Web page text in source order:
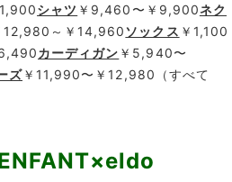
シャツ ￥9,460〜￥9,900ネク
12,980～￥14,960 ソックス ￥1,100
カーディガン ￥5,940〜
ズ￥11,990〜￥12,980（すべて